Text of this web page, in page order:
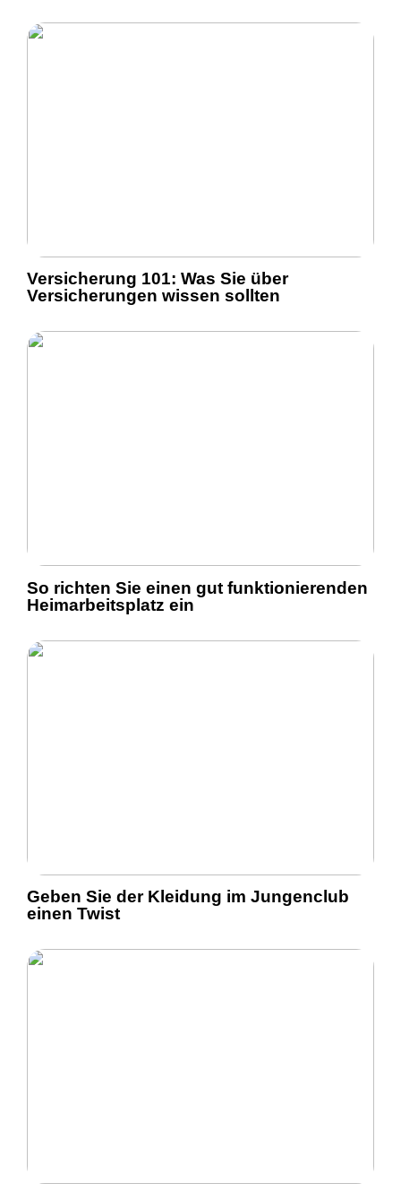
Versicherung 101: Was Sie über
Versicherungen wissen sollten
So richten Sie einen gut funktionierenden
Heimarbeitsplatz ein
Geben Sie der Kleidung im Jungenclub
einen Twist